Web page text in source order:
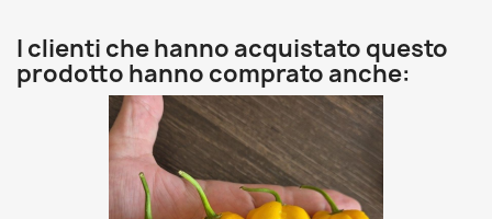
I clienti che hanno acquistato questo
prodotto hanno comprato anche: